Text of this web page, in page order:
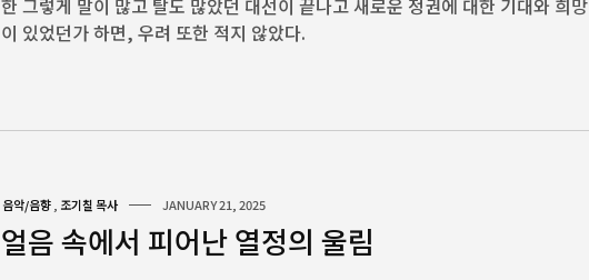
한 그렇게 말이 많고 탈도 많았던 대선이 끝나고 새로운 정권에 대한 기대와 희망
이 있었던가 하면, 우려 또한 적지 않았다.
음악/음향 조기칠 목사 JANUARY 21, 2025
얼음 속에서 피어난 열정의 울림